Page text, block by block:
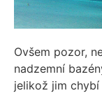
Ovšem pozor,
nadzemní
jelikož jim